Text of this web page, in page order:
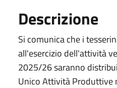
Descrizione
Si comunica che i
all'esercizio dell'attività
2025/26 saranno
Unico Attività Produttive